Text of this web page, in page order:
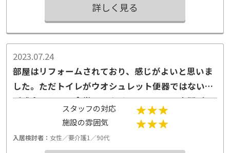
詳しく見る
2023.07.24
部屋はリフォームされており、感じがよいと思いま
した。ただトイレがウオシュレット便器ではないの
が残念でした。食堂とレクリェーションの空間が
別々で、それもよいと思います。入浴施設の見学が
できなかったので、やや気になりますが、重要な点
ではありません。サービス付き高齢者向け住宅と介
スタッフの対応
施設の雰囲気
入居検討者： 女性／要介護1／90代